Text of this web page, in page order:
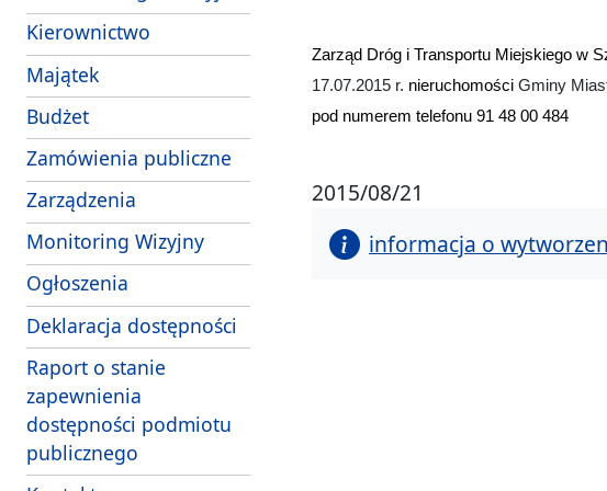
Kierownictwo
Majątek
Budżet- link do pliku PDF
Zamówienia publiczne
Zarządzenia
Monitoring Wizyjny
Ogłoszenia
Deklaracja dostępności
Raport o stanie
zapewnienia
dostępności podmiotu
publicznego
Zarząd Dróg i Transportu Miejskiego w
17.07.2015 r. nieruchomości Gminy
pod numerem telefonu 91 48 00 484
2015/08/21
informacja o